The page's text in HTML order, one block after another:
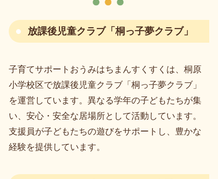
放課後児童クラブ「桐っ子夢クラブ」
子育てサポートおうみはちまんすくすくは、桐原
小学校区で放課後児童クラブ「桐っ子夢クラブ」
を運営しています。異なる学年の子どもたちが集
い、安心・安全な居場所として活動しています。
支援員が子どもたちの遊びをサポートし、豊かな
経験を提供しています。